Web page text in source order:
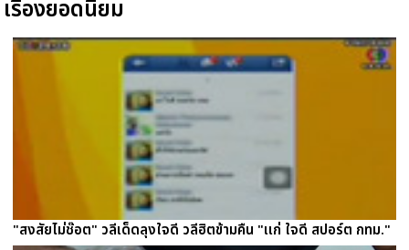
เรื่องยอดนิยม
"สงสัยไม่ช๊อต" วลีเด็ดลุงใจดี วลีฮิตข้ามคืน "เเก่ ใจดี สปอร์ต กทม."